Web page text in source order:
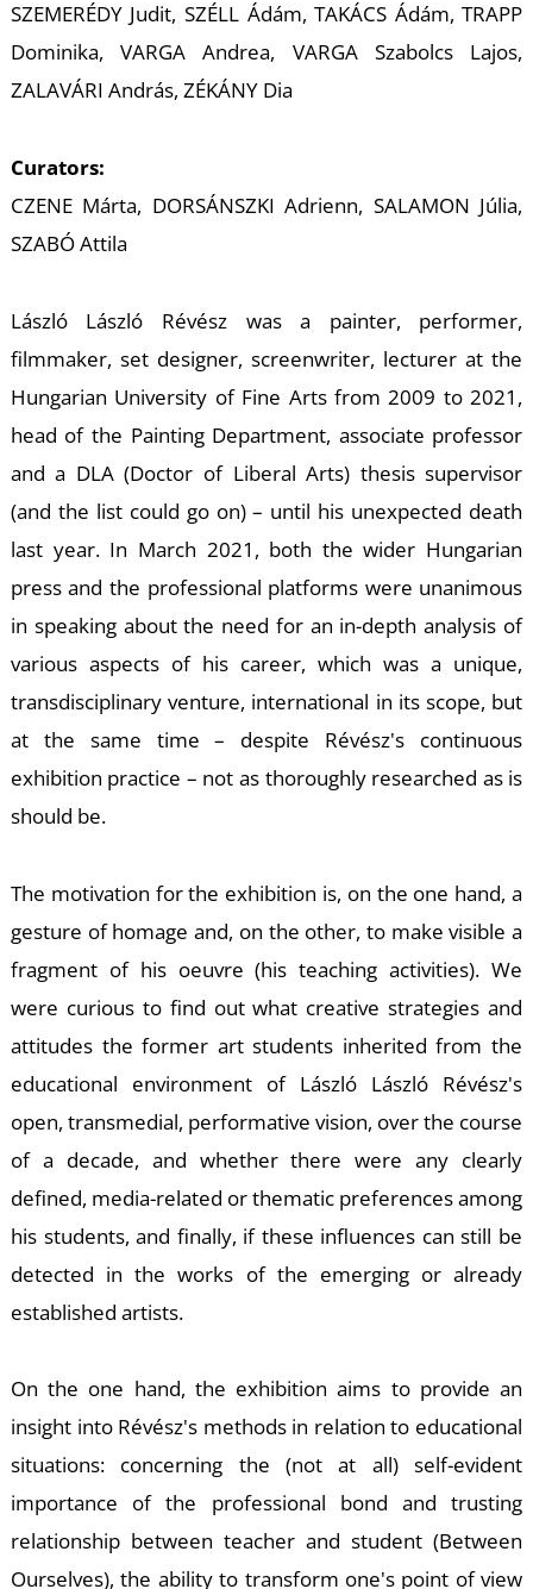
SZEMERÉDY Judit, SZÉLL Ádám, TAKÁCS Ádám, TRAPP
Dominika, VARGA Andrea, VARGA Szabolcs Lajos,
ZALAVÁRI András, ZÉKÁNY Dia
Curators:
CZENE Márta, DORSÁNSZKI Adrienn, SALAMON Júlia,
SZABÓ Attila
László László Révész was a painter, performer,
filmmaker, set designer, screenwriter, lecturer at the
Hungarian University of Fine Arts from 2009 to 2021,
head of the Painting Department, associate professor
and a DLA (Doctor of Liberal Arts) thesis supervisor
(and the list could go on) – until his unexpected death
last year. In March 2021, both the wider Hungarian
press and the professional platforms were unanimous
in speaking about the need for an in-depth analysis of
various aspects of his career, which was a unique,
transdisciplinary venture, international in its scope, but
at the same time – despite Révész's continuous
exhibition practice – not as thoroughly researched as is
should be.
The motivation for the exhibition is, on the one hand, a
gesture of homage and, on the other, to make visible a
fragment of his oeuvre (his teaching activities). We
were curious to find out what creative strategies and
attitudes the former art students inherited from the
educational environment of László László Révész's
open, transmedial, performative vision, over the course
of a decade, and whether there were any clearly
defined, media-related or thematic preferences among
his students, and finally, if these influences can still be
detected in the works of the emerging or already
established artists.
On the one hand, the exhibition aims to provide an
insight into Révész's methods in relation to educational
situations: concerning the (not at all) self-evident
importance of the professional bond and trusting
relationship between teacher and student (Between
Ourselves), the ability to transform one's point of view